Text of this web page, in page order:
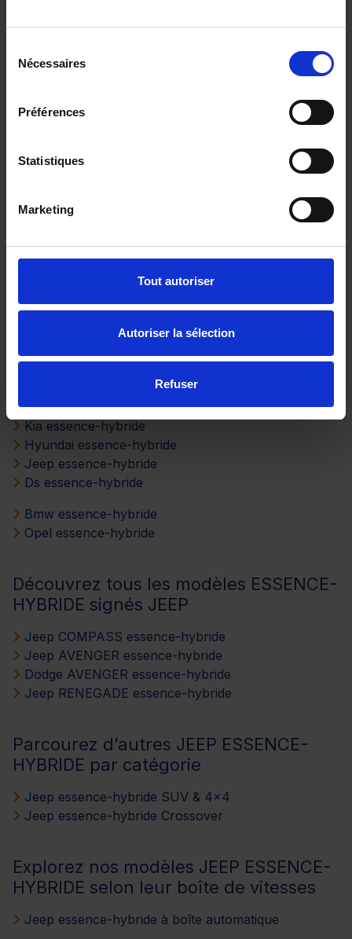
Nécessaires
Préférences
Statistiques
Marketing
Tout autoriser
Autoriser la sélection
Refuser
Poursuivre votre recherche de véhicule
Découvrez d’autres voitures ESSENCE-
marques
Renault essence-hybride
Ford essence-hybride
Cupra essence-hybride
Seat essence-hybride
Dacia essence-hybride
Isuzu essence-hybride
Audi essence-hybride
Mg motor essence-hybride
Fiat essence-hybride
Kia essence-hybride
Hyundai essence-hybride
Jeep essence-hybride
Ds essence-hybride
Bmw essence-hybride
Opel essence-hybride
Découvrez tous les modèles ESSENCE-
HYBRIDE signés JEEP
Jeep COMPASS essence-hybride
Jeep AVENGER essence-hybride
Dodge AVENGER essence-hybride
Jeep RENEGADE essence-hybride
Parcourez d’autres JEEP ESSENCE-
HYBRIDE par catégorie
Jeep essence-hybride SUV & 4x4
Jeep essence-hybride Crossover
Explorez nos modèles JEEP ESSENCE-
HYBRIDE selon leur boîte de vitesses
Jeep essence-hybride à boîte automatique